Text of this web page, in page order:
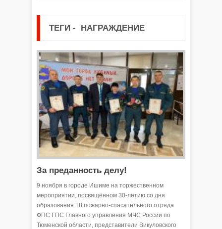
ТЕГИ - НАГРАЖДЕНИЕ
За преданность делу!
9 ноября в городе Ишиме на торжественном
мероприятии, посвящённом 30-летию со дня
образования 18 пожарно-спасательного отряда
ФПС ГПС Главного управления МЧС России по
Тюменской области, представители Викуловского